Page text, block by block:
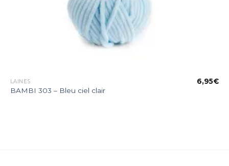
LAINES
BAMBI 303 – Bleu ciel clair
6,95€